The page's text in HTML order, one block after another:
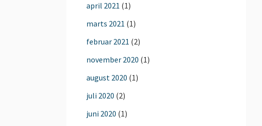
april 2021 (1)
marts 2021 (1)
februar 2021 (2)
november 2020 (1)
august 2020 (1)
juli 2020 (2)
juni 2020 (1)